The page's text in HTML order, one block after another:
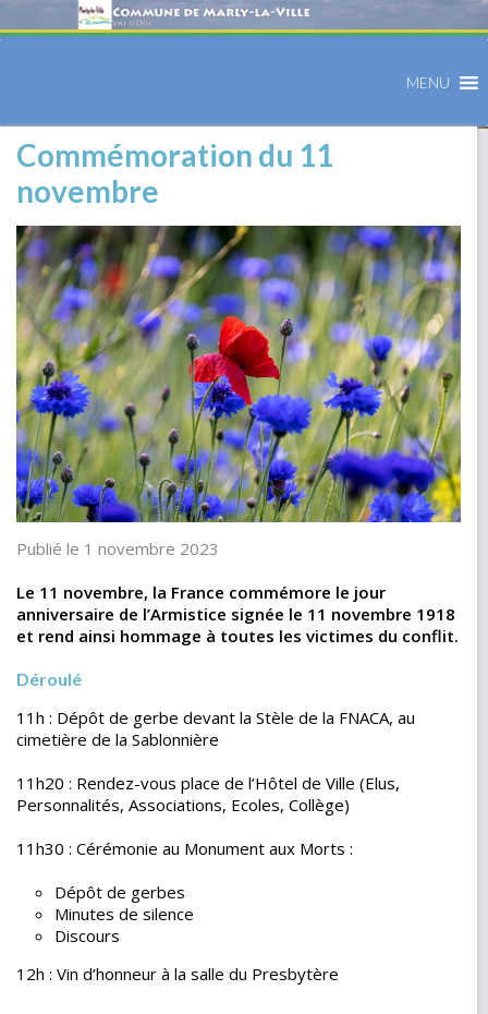
MENU
Commémoration du 11
novembre
Publié le 1 novembre 2023
Le 11 novembre, la France commémore le jour
anniversaire de l’Armistice signée le 11 novembre 1918
et rend ainsi hommage à toutes les victimes du conflit.
Déroulé
11h : Dépôt de gerbe devant la Stèle de la FNACA, au
cimetière de la Sablonnière
11h20 : Rendez-vous place de l’Hôtel de Ville (Elus,
Personnalités, Associations, Ecoles, Collège)
11h30 : Cérémonie au Monument aux Morts :
Dépôt de gerbes
Minutes de silence
Discours
12h : Vin d’honneur à la salle du Presbytère